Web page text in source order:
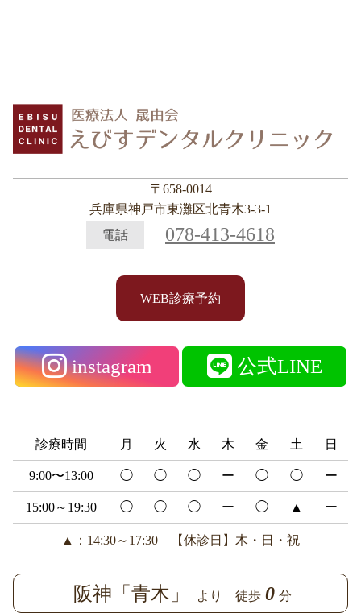
〒658-0014
兵庫県神戸市東灘区北青木3-3-1
電話
078-413-4618
WEB診療予約
instagram 公式LINE
診療時間 月 火 水 木 金 土 日
9:00〜13:00 ◯ ◯ ◯ ー ◯ ◯ ー
15:00～19:30 ◯ ◯ ◯ ー ◯ ▲ ー
▲：14:30～17:30 【休診日】木・日・祝
阪神「青木」 より 徒歩 0 分